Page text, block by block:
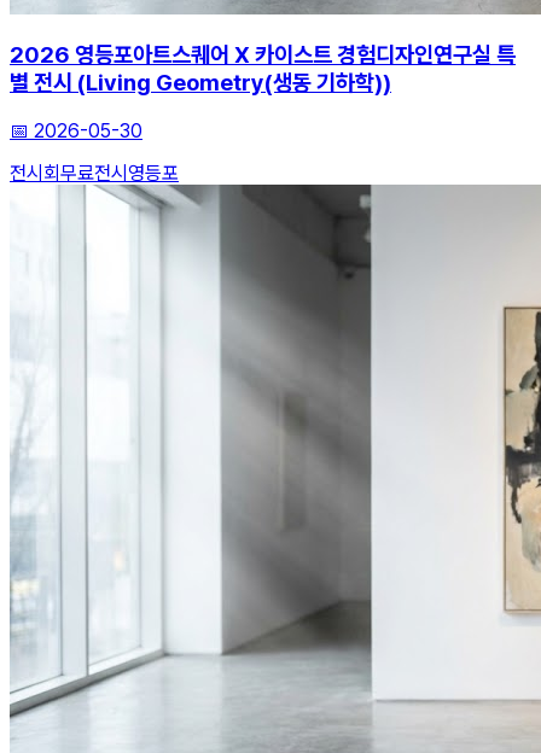
2026 영등포아트스퀘어 X 카이스트 경험디자인연구실 특
별 전시 (Living Geometry(생동 기하학))
📅 2026-05-30
전시회무료전시 영등포